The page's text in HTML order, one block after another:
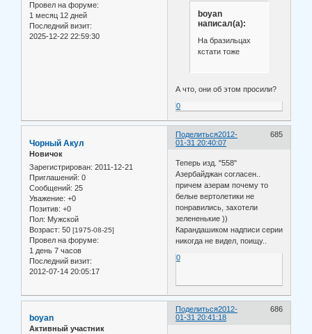
Провел на форуме:
1 месяц 12 дней
Последний визит:
2025-12-22 22:59:30
boyan
написал(а):
На бразильцах
кстати тоже
А что, они об этом просили?
0
Поделиться 685
2012-
01-31 20:40:07
Чорный Акул
Новичок
Зарегистрирован: 2011-12-21
Приглашений: 0
Сообщений: 25
Уважение: +0
Позитив: +0
Пол: Мужской
Возраст: 50 [1975-08-25]
Провел на форуме:
1 день 7 часов
Последний визит:
2012-07-14 20:05:17
Теперь изд. "558"
Азербайджан согласен..
причем азерам почему то
белые вертолетики не
понравились, захотели
зелененькие ))
Карандашиком надписи серии
никогда не видел, поищу..
0
Поделиться 686
2012-
01-31 20:41:18
boyan
Активный участник